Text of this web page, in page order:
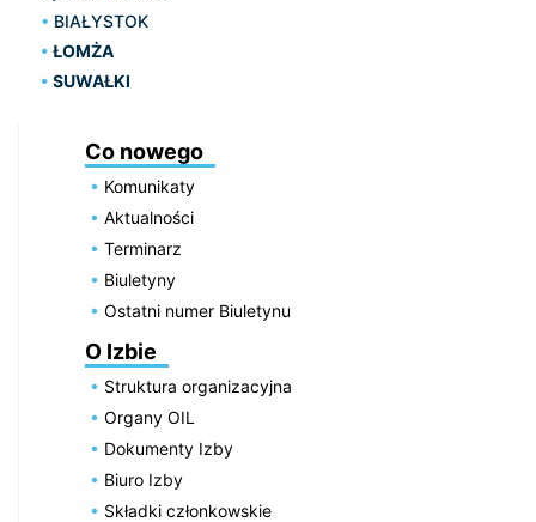
BIAŁYSTOK
ŁOMŻA
SUWAŁKI
Co nowego
Komunikaty
Aktualności
Terminarz
Biuletyny
Ostatni numer Biuletynu
O Izbie
Struktura organizacyjna
Organy OIL
Dokumenty Izby
Biuro Izby
Składki członkowskie